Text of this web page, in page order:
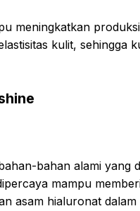
meningkatkan
kulit, sehingga
bahan alami yang
mampu
asam hialuronat